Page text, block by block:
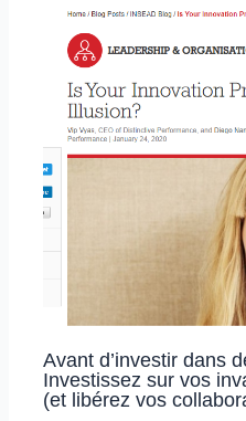
Avant d’investir dans
Investissez sur vos
(et libérez vos